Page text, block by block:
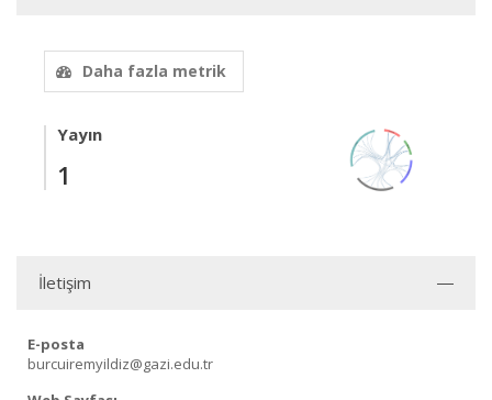
Daha fazla metrik
Yayın
1
İletişim
E-posta
burcuiremyildiz@gazi.edu.tr